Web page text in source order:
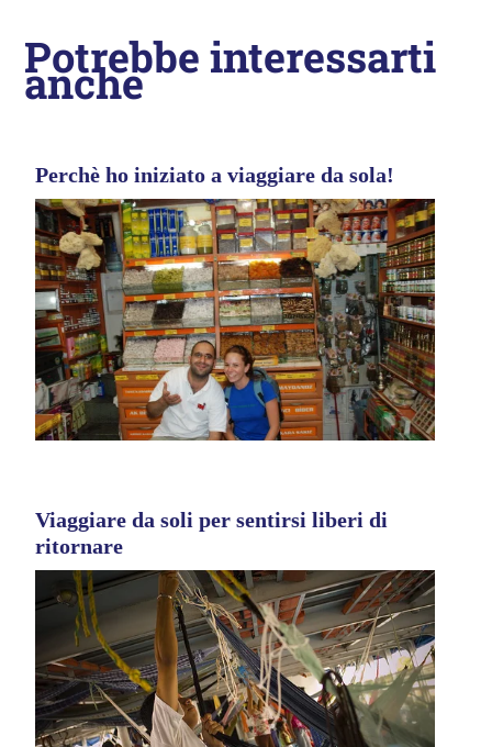
Potrebbe interessarti
anche
Perchè ho iniziato a viaggiare da sola!
Viaggiare da soli per sentirsi liberi di
ritornare